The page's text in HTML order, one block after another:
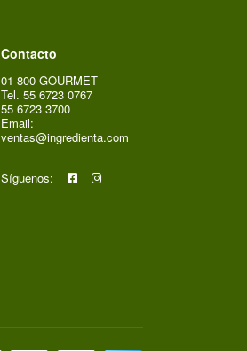
Contacto
01 800 GOURMET
Tel. 55 6723 0767
55 6723 3700
Email:
ventas@ingredienta.com
Síguenos: